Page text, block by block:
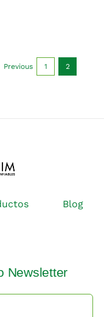
Previous 1 2
Blog
Newsletter